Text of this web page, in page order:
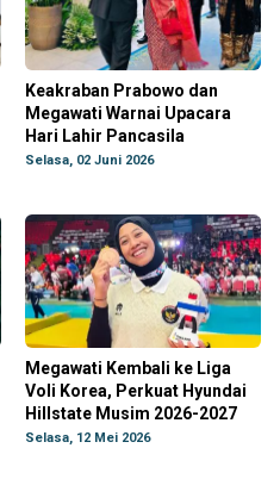
Keakraban Prabowo dan
Megawati Warnai Upacara
Hari Lahir Pancasila
Selasa, 02 Juni 2026
Megawati Kembali ke Liga
Voli Korea, Perkuat Hyundai
Hillstate Musim 2026-2027
Selasa, 12 Mei 2026